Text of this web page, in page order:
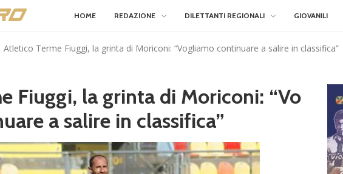
HOME REDAZIONE DILETTANTI REGIONALI GIOVANILI
Atletico Terme Fiuggi, la grinta di Moriconi: “Vogliamo continuare a salire in classifica”
Fiuggi, la grinta di Moriconi: “Vo
a salire in classifica”